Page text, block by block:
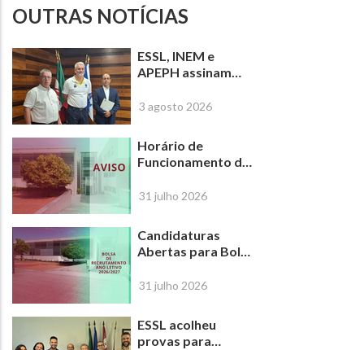
OUTRAS NOTÍCIAS
ESSL, INEM e
APEPH assinam
criar o primeiro
Hospitalar em
Portugal
3 agosto 2026
Horário de
Funcionamento da
de agosto de 2026
31 julho 2026
Candidaturas
Abertas para Bolsa
Ano Letivo
31 julho 2026
ESSL acolheu
provas para